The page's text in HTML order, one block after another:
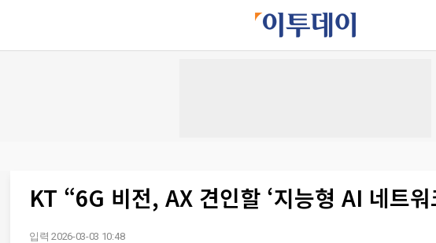
KT “6G 비전, AX 견인할 ‘지능형 AI 네트워
입력 2026-03-03 10:48